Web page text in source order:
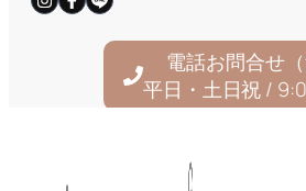
電話お問合せ（
平日・土日祝 /
© 2025